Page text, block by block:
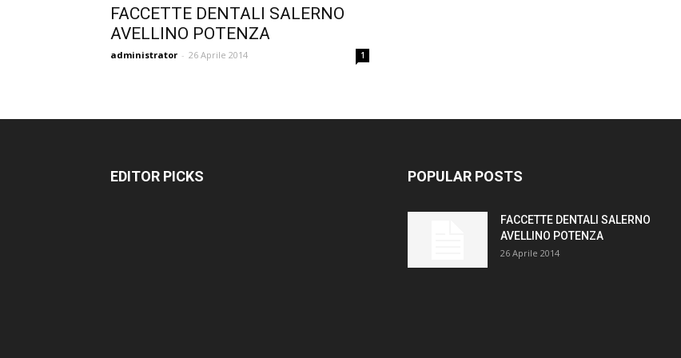
FACCETTE DENTALI SALERNO
AVELLINO POTENZA
administrator - 26 Aprile 2014 1
EDITOR PICKS POPULAR POSTS
FACCETTE DENTALI SALERNO
AVELLINO POTENZA
26 Aprile 2014